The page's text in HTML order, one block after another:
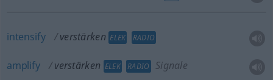
intensify verstärken ELEK RADIO
amplify verstärken ELEK RADIO Signale